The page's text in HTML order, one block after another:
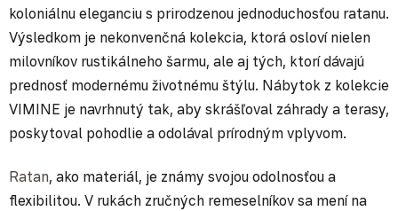
koloniálnu eleganciu s prirodzenou jednoduchosťou ratanu.
Výsledkom je nekonvenčná kolekcia, ktorá osloví nielen
milovníkov rustikálneho šarmu, ale aj tých, ktorí dávajú
prednosť modernému životnému štýlu. Nábytok z kolekcie
VIMINE je navrhnutý tak, aby skrášľoval záhrady a terasy,
poskytoval pohodlie a odolával prírodným vplyvom.
Ratan, ako materiál, je známy svojou odolnosťou a
flexibilitou. V rukách zručných remeselníkov sa mení na